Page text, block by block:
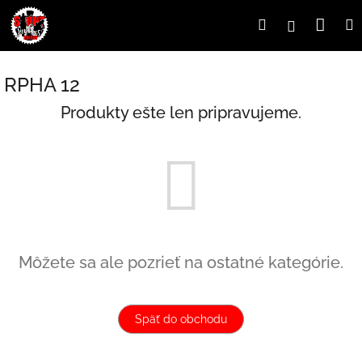
Prejsť
na
obsah
Hľadať
RPHA 12
Produkty ešte len pripravujeme.
Môžete sa ale pozrieť na ostatné kategórie.
Späť do obchodu